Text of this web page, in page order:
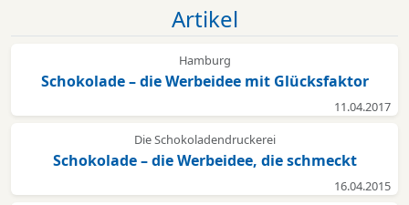
Artikel
Hamburg
Schokolade – die Werbeidee mit Glücksfaktor
11.04.2017
Die Schokoladendruckerei
Schokolade – die Werbeidee, die schmeckt
16.04.2015